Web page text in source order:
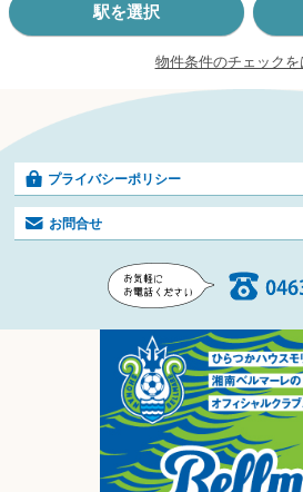
駅を選択
物件条件のチェックを
プライバシーポリシー
お問合せ